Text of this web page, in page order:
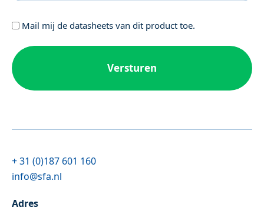
Geen
Mail mij de datasheets van dit product toe.
+ 31 (0)187 601 160
info@sfa.nl
Adres